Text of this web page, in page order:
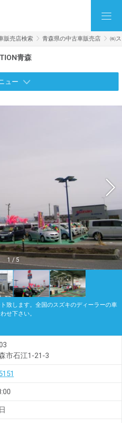
販売店検索 青森県の中古車販売店 ㈱
青森
ュー
1 / 5
致します。全国のスズキのディーラーの車
せ下さい。
市石江1-21-3